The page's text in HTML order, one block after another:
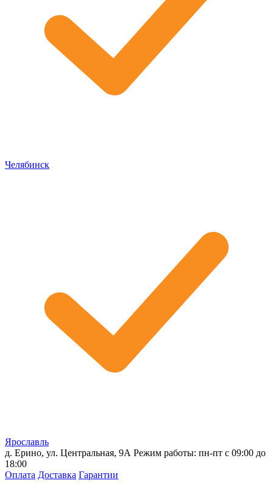
Челябинск
Ярославль
д. Ерино, ул. Центральная, 9А Режим работы: пн-пт с 09:00 до
18:00
Оплата Доставка Гарантии